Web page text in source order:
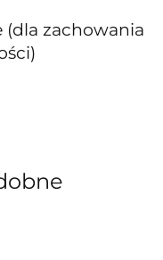
(dla zachowania